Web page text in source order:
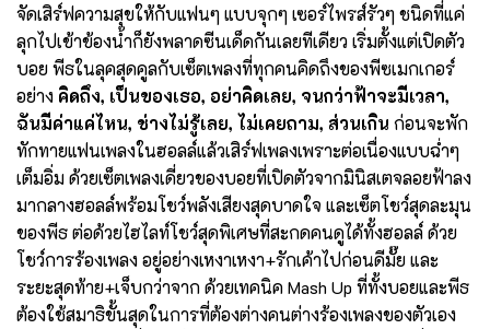
จัดเสิร์ฟความสุขให้กับแฟนๆ แบบจุกๆ เซอร์ไพรส์รัวๆ ชนิดที่แค่
ลุกไปเข้าข้องน้ำก็ยังพลาดซีนเด็ดกันเลยทีเดียว เริ่มตั้งแต่เปิดตัว
บอย พีธในลุคสุดคูลกับเซ็ตเพลงที่ทุกคนคิดถึงของพีซเมกเกอร์
อย่าง คิดถึง, เป็นของเธอ, อย่าคิดเลย, จนกว่าฟ้าจะมีเวลา,
ฉันมีค่าแค่ไหน, ช่างไม่รู้เลย, ไม่เคยถาม, ส่วนเกิน ก่อนจะพัก
ทักทายแฟนเพลงในฮอลล์แล้วเสิร์ฟเพลงเพราะต่อเนื่องแบบฉ่ำๆ
เต็มอิ่ม ด้วยเซ็ตเพลงเดี่ยวของบอยที่เปิดตัวจากมินิสเตจลอยฟ้าลง
มากลางฮอลล์พร้อมโชว์พลังเสียงสุดบาดใจ และเซ็ตโชว์สุดละมุน
ของพีธ ต่อด้วยไฮไลท์โชว์สุดพิเศษที่สะกดคนดูได้ทั้งฮอลล์ ด้วย
โชว์การร้องเพลง อยู่อย่างเหงาเหงา+รักเค้าไปก่อนดีมั๊ย และ
ระยะสุดท้าย+เจ็บกว่าจาก ด้วยเทคนิค Mash Up ที่ทั้งบอยและพีธ
ต้องใช้สมาธิขั้นสุดในการที่ต้องต่างคนต่างร้องเพลงของตัวเอง